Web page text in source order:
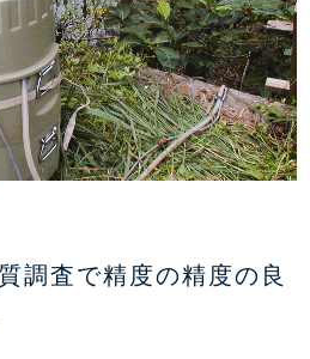
調査で精度の精度の良